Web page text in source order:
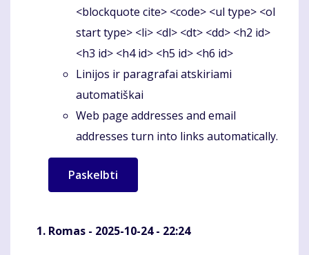
<blockquote cite> <code> <ul type> <ol
start type> <li> <dl> <dt> <dd> <h2 id>
<h3 id> <h4 id> <h5 id> <h6 id>
Linijos ir paragrafai atskiriami
automatiškai
Web page addresses and email
addresses turn into links automatically.
Romas - 2025-10-24 - 22:24